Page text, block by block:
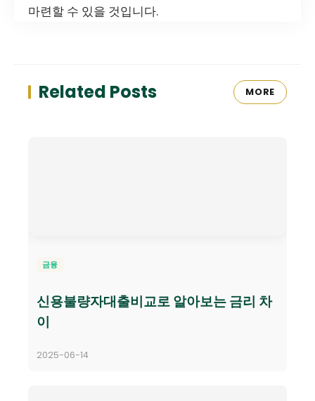
마련할 수 있을 것입니다.
Related Posts MORE
금융
신용불량자대출비교로 알아보는 금리 차
이
2025-06-14